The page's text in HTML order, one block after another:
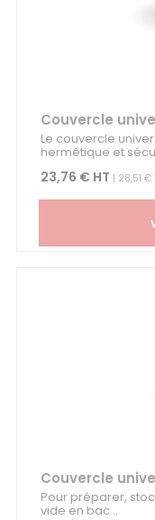
Couvercle
Le couvercle
hermétique et
23,76 € HT | 28,51 €
Couvercle
Pour préparer,
vide en bac...